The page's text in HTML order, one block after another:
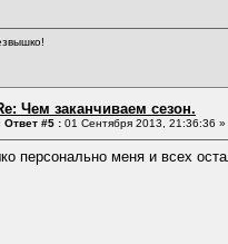
Чем заканчиваем сезон.
Ответ #5 : 01 Сентября 2013, 21:36:36 »
персонально меня и всех